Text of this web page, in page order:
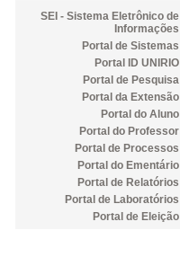
SEI - Sistema Eletrônico de
Informações
Portal de Sistemas
Portal ID UNIRIO
Portal de Pesquisa
Portal da Extensão
Portal do Aluno
Portal do Professor
Portal de Processos
Portal do Ementário
Portal de Relatórios
Portal de Laboratórios
Portal de Eleição